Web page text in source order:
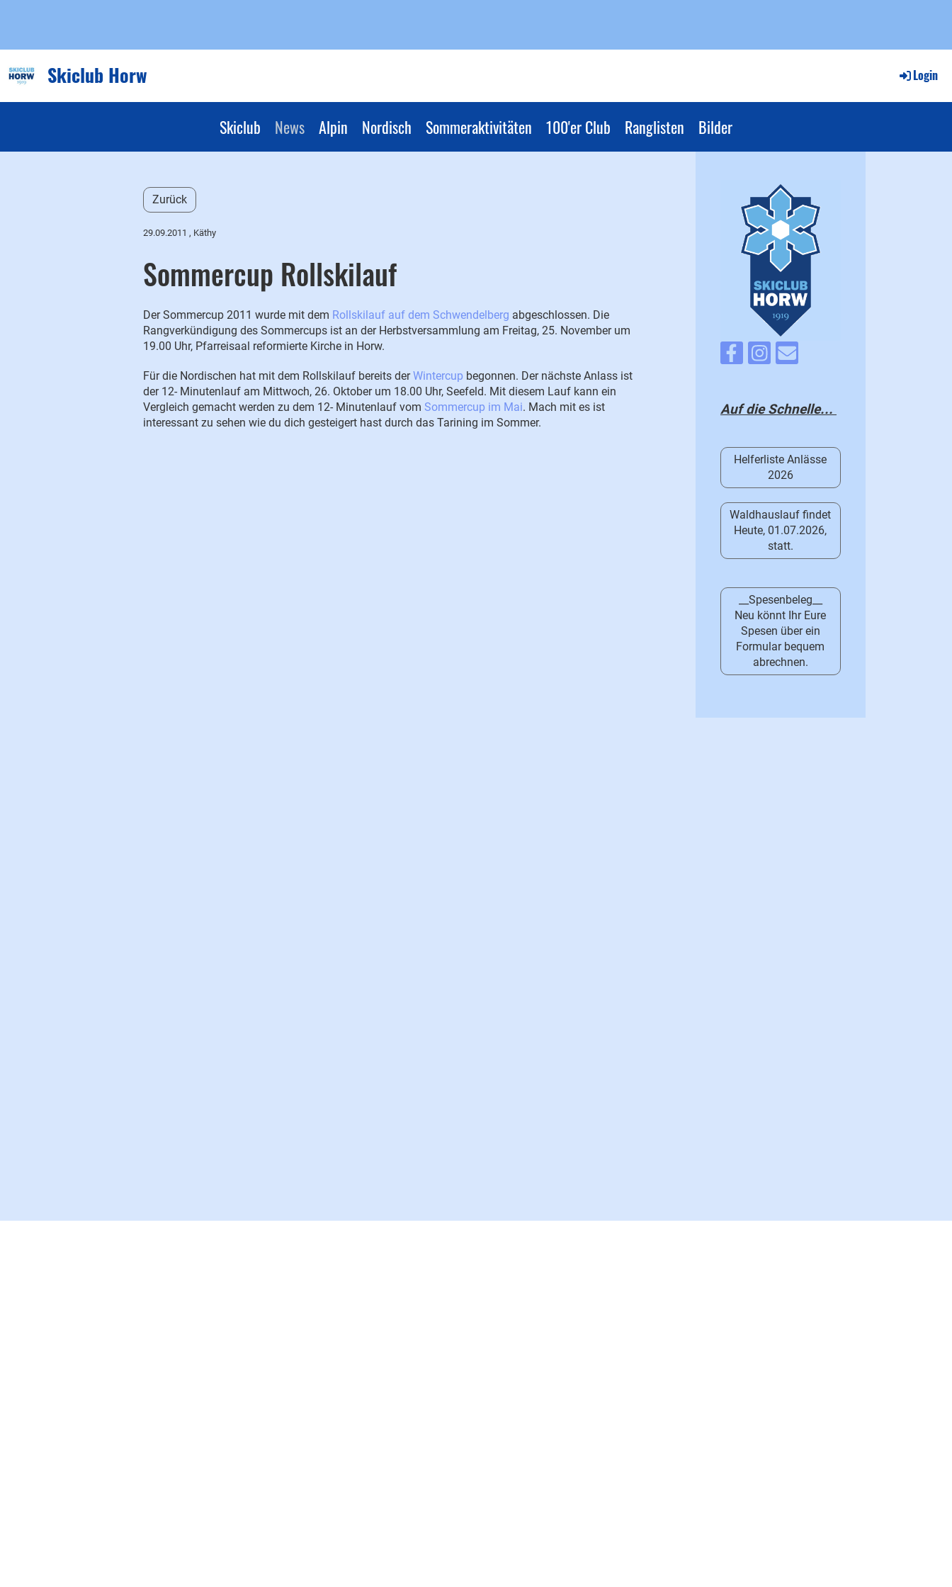
Skiclub Horw Login
Skiclub News Alpin Nordisch Sommeraktivitäten 100'er Club Ranglisten Bilder
Zurück
29.09.2011 , Käthy
Sommercup Rollskilauf
Der Sommercup 2011 wurde mit dem Rollskilauf auf dem Schwendelberg abgeschlossen. Die
Rangverkündigung des Sommercups ist an der Herbstversammlung am Freitag, 25. November um
19.00 Uhr, Pfarreisaal reformierte Kirche in Horw.
Für die Nordischen hat mit dem Rollskilauf bereits derWintercup begonnen. Der nächste Anlass ist
der 12- Minutenlauf am Mittwoch, 26. Oktober um 18.00 Uhr, Seefeld. Mit diesem Lauf kann ein
Vergleich gemacht werden zu dem 12- Minutenlauf vom Sommercup im Mai. Mach mit es ist
interessant zu sehen wie du dich gesteigert hast durch das Tarining im Sommer.
Auf die Schnelle...
Helferliste Anlässe
2026
Waldhauslauf findet
Heute, 01.07.2026,
statt.
__Spesenbeleg__
Neu könnt Ihr Eure
Spesen über ein
Formular bequem
abrechnen.